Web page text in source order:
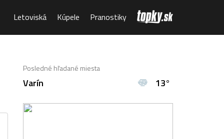
Letoviská Kúpele Pranostiky
Posledné hľadané miesta
Varín 13°